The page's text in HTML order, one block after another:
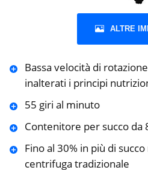
ALTRE
Bassa velocità di
inalterati i principi
55 giri al minuto
Contenitore per succo da
Fino al 30% in più di
centrifuga tradizionale